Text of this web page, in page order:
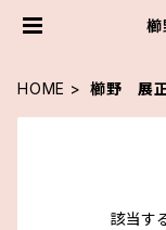
HOME 櫛野 展
該当す